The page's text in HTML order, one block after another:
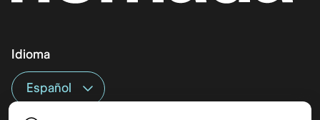
Idioma
Top destinos